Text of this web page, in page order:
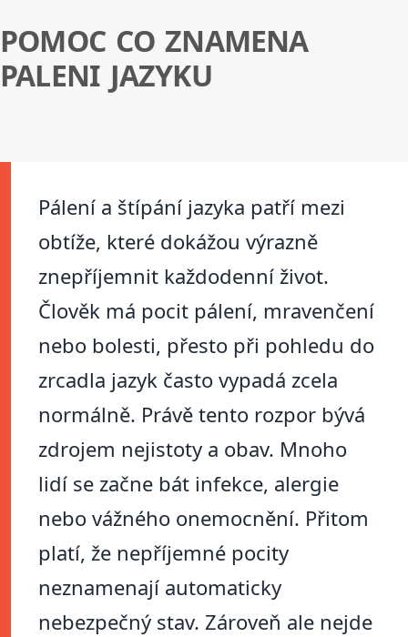
POMOC CO ZNAMENA
PALENI JAZYKU
Pálení a štípání jazyka patří mezi
obtíže, které dokážou výrazně
znepříjemnit každodenní život.
Člověk má pocit pálení, mravenčení
nebo bolesti, přesto při pohledu do
zrcadla jazyk často vypadá zcela
normálně. Právě tento rozpor bývá
zdrojem nejistoty a obav. Mnoho
lidí se začne bát infekce, alergie
nebo vážného onemocnění. Přitom
platí, že nepříjemné pocity
neznamenají automaticky
nebezpečný stav. Zároveň ale nejde